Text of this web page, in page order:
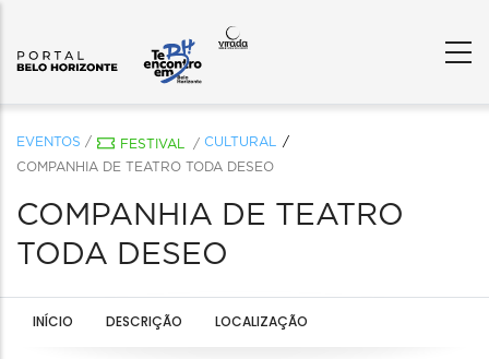
EVENTOS / FESTIVAL / CULTURAL
COMPANHIA DE TEATRO TODA DESEO
COMPANHIA DE TEATRO
TODA DESEO
INÍCIO DESCRIÇÃO LOCALIZAÇÃO